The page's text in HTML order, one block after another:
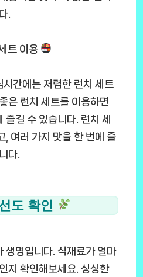
.
트 이용
간에는 저렴한 런치 세트
은 런치 세트를 이용하면
길 수 있습니다. 런치 세
, 여러 가지 맛을 한 번에 즐
다.
도 확인
생명입니다. 식재료가 얼마
지 확인해보세요. 싱싱한